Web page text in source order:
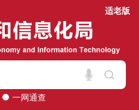
适老版
一网通查